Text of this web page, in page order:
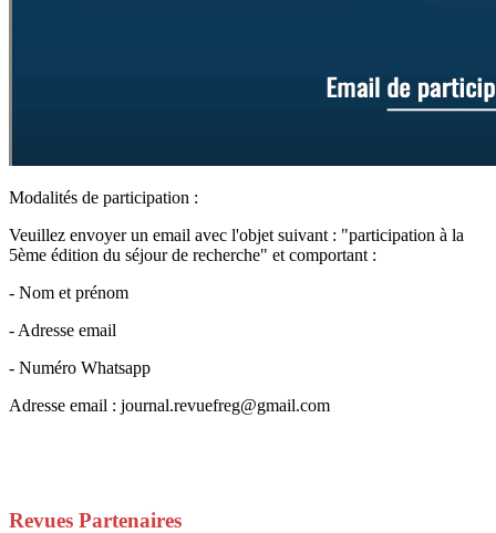
Modalités de participation :
Veuillez envoyer un email avec l'objet suivant : "participation à la
5ème édition du séjour de recherche" et comportant :
- Nom et prénom
- Adresse email
- Numéro Whatsapp
Adresse email : journal.revuefreg@gmail.com
Revues Partenaires